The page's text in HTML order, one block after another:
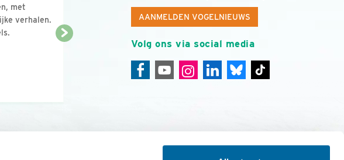
AANMELDEN VOGELNIEUWS
Volg ons via social media
met
verhalen.